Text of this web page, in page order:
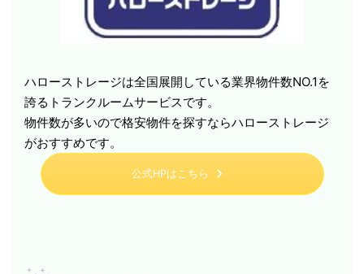
ハローストレージは全国展開している業界物件数NO.1を
誇るトランクルームサービスです。
物件数が多いので格安物件を探すならハローストレージ
がおすすめです。
公式HPはこちら